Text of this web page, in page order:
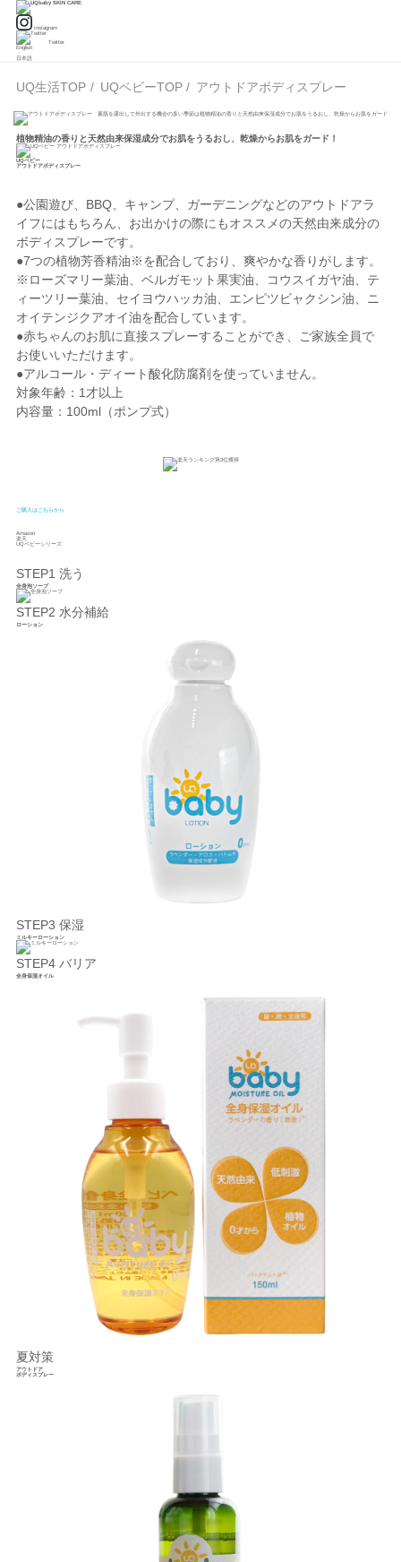
Instagram
Twitter
English
・
日本語
UQ生活TOP UQベビーTOP アウトドアボディスプレー
植物精油の香りと天然由来保湿成分でお肌をうるおし、乾燥からお肌をガード！
UQベビー
アウトドアボディスプレー
●公園遊び、BBQ、キャンプ、ガーデニングなどのアウトドアラ
イフにはもちろん、お出かけの際にもオススメの天然由来成分の
ボディスプレーです。
●7つの植物芳香精油※を配合しており、爽やかな香りがします。
※ローズマリー葉油、ベルガモット果実油、コウスイガヤ油、テ
ィーツリー葉油、セイヨウハッカ油、エンピツビャクシン油、ニ
オイテンジクアオイ油を配合しています。
●赤ちゃんのお肌に直接スプレーすることができ、ご家族全員で
お使いいただけます。
●アルコール・ディート酸化防腐剤を使っていません。
対象年齢：1才以上
内容量：100ml（ポンプ式）
ご購入はこちらから
Amazon
楽天
UQベビーシリーズ
STEP1 洗う
全身泡ソープ
STEP2 水分補給
ローション
STEP3 保湿
ミルキーローション
STEP4 バリア
全身保湿オイル
夏対策
アウトドア
ボディスプレー